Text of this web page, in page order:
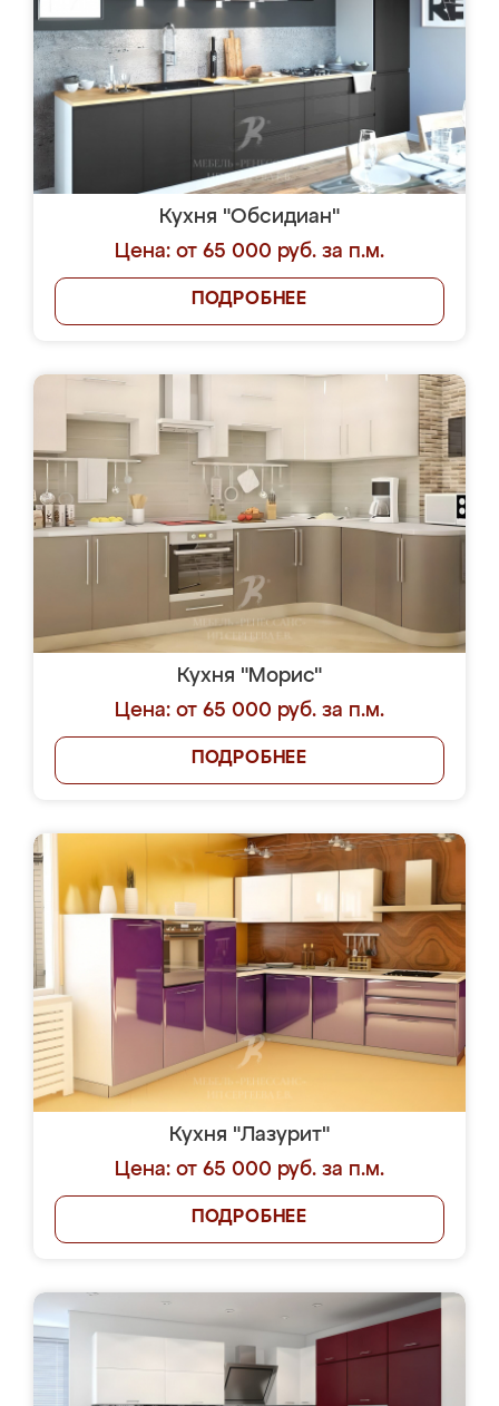
Кухня "Обсидиан"
Цена: от 65 000 руб. за п.м.
ПОДРОБНЕЕ
Кухня "Морис"
Цена: от 65 000 руб. за п.м.
ПОДРОБНЕЕ
Кухня "Лазурит"
Цена: от 65 000 руб. за п.м.
ПОДРОБНЕЕ